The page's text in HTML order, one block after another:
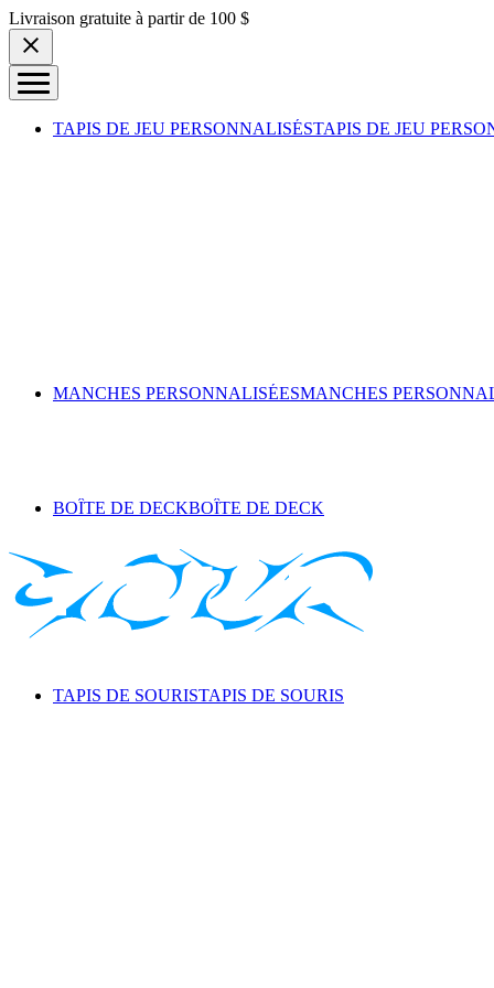
Skip to content
Livraison gratuite à partir de 100 $
TAPIS DE JEU PERSONNALISÉSTAPIS DE JEU
MANCHES PERSONNALISÉESMANCHES
BOÎTE DE DECKBOÎTE DE DECK
TAPIS DE SOURISTAPIS DE SOURIS